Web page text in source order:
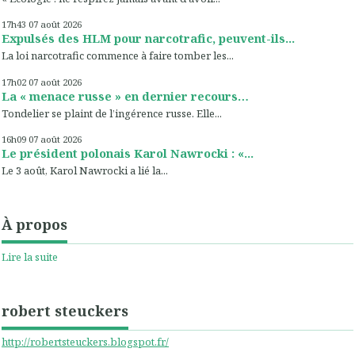
17h43 07 août 2026
Expulsés des HLM pour narcotrafic, peuvent-ils...
La loi narcotrafic commence à faire tomber les...
17h02 07 août 2026
La « menace russe » en dernier recours…
Tondelier se plaint de l’ingérence russe. Elle...
16h09 07 août 2026
Le président polonais Karol Nawrocki : «...
Le 3 août, Karol Nawrocki a lié la...
À propos
Lire la suite
robert steuckers
http://robertsteuckers.blogspot.fr/